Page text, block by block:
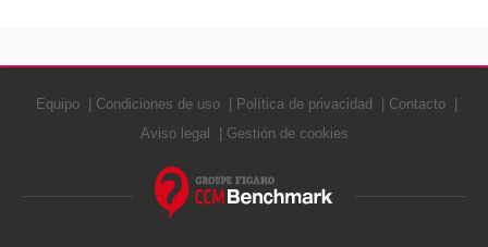
Equipo Condiciones de uso Política de privacidad
Contacto
Aviso legal
Gestión de cookies